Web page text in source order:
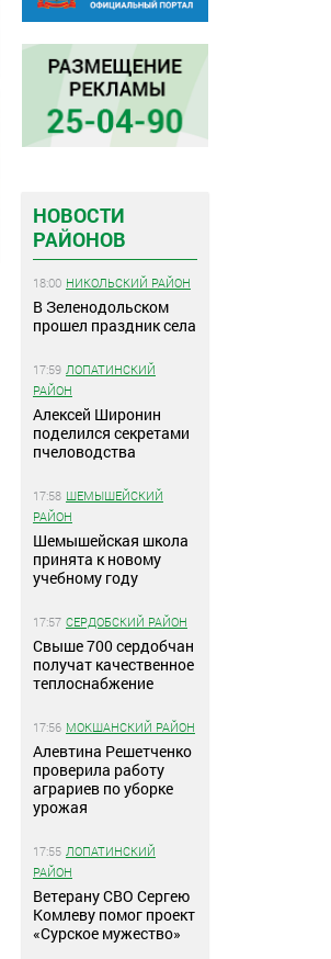
НОВОСТИ
РАЙОНОВ
18:00 НИКОЛЬСКИЙ РАЙОН
В Зеленодольском
прошел праздник села
17:59 ЛОПАТИНСКИЙ
РАЙОН
Алексей Широнин
поделился секретами
пчеловодства
17:58 ШЕМЫШЕЙСКИЙ
РАЙОН
Шемышейская школа
принята к новому
учебному году
17:57 СЕРДОБСКИЙ РАЙОН
Свыше 700 сердобчан
получат качественное
теплоснабжение
17:56 МОКШАНСКИЙ РАЙОН
Алевтина Решетченко
проверила работу
аграриев по уборке
урожая
17:55 ЛОПАТИНСКИЙ
РАЙОН
Ветерану СВО Сергею
Комлеву помог проект
«Сурское мужество»